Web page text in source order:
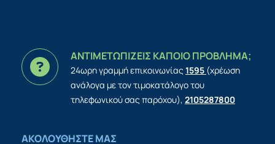
ΑΝΤΙΜΕΤΩΠΙΖΕΙΣ ΚΑΠΟΙΟ ΠΡΟΒΛΗΜΑ;
24ωρη γραμμή επικοινωνίας 1595 (χρέωση
ανάλογα με τον τιμοκατάλογο του
τηλεφωνικού σας παρόχου), 2105287800
ΑΚΟΛΟΥΘΗΣΤΕ ΜΑΣ